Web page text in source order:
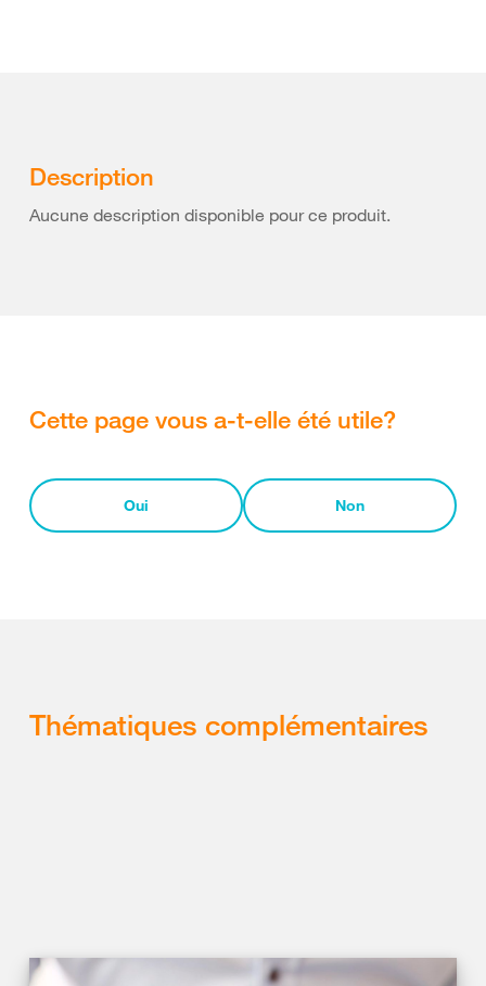
Description
Aucune description disponible pour ce produit.
Cette page vous a-t-elle été utile?
Oui Non
Thématiques complémentaires